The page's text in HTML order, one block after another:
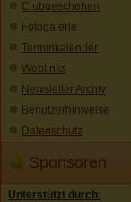
Clubgeschehen
Fotogalerie
Terminkalender
Weblinks
Newsletter Archiv
Benutzerhinweise
Datenschutz
Sponsoren
Unterstützt durch: